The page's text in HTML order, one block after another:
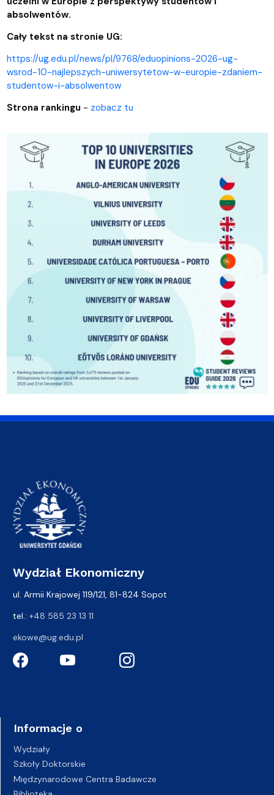
absolwentów.
Cały tekst na stronie UG:
https://ug.edu.pl/news/pl/9768/eduopinions-2026-ug-
wsrod-10-najlepszych-uniwersytetow-w-europie-zdaniem-
studentow-i-absolwentow
Strona rankingu - zobacz tu
Wydział Ekonomiczny
ul. Armii Krajowej 119/121, 81-824 Sopot
tel.: +48 585 23 13 11
ekowe@ug.edu.pl
Informacje o
Wydziały
Szkoły Doktorskie
Międzynarodowe Centra Badawcze